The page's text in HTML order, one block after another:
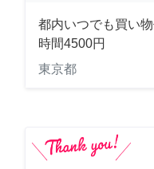
都内いつでも買い
時間4500円
東京都